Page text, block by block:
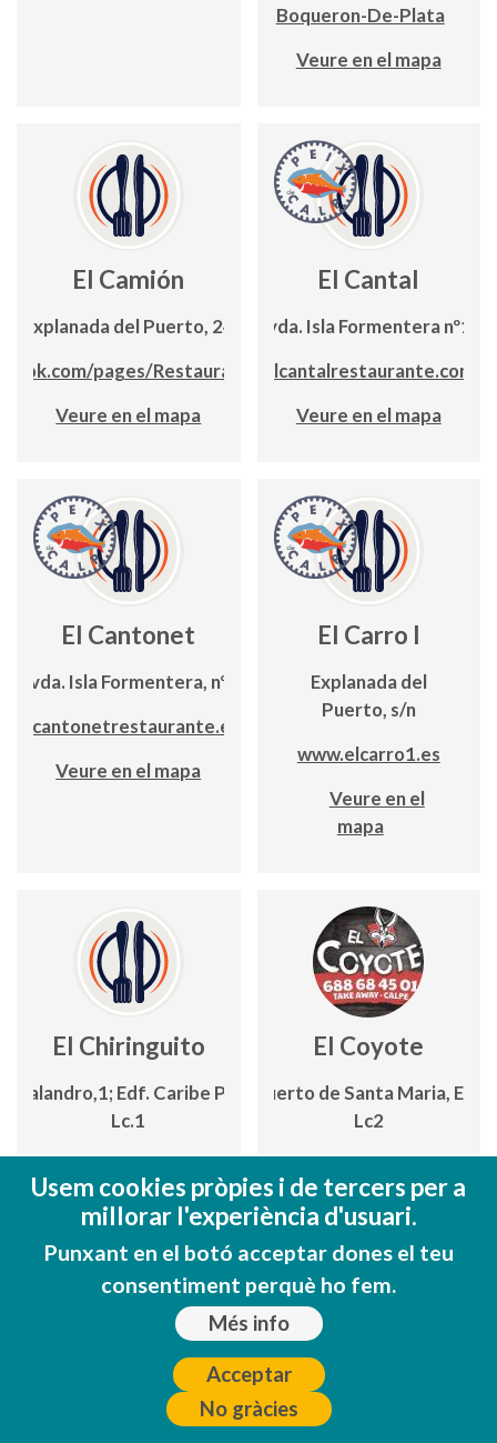
Boqueron-De-Plata
Veure en el mapa
El Camión
Explanada del Puerto, 24
pages/RestauranteElCamion
Veure en el mapa
El Cantal
Avda. Isla Formentera nº16
elcantalrestaurante.com
Veure en el mapa
El Cantonet
Avda. Isla Formentera, nº5
elcantonetrestaurante.es
Veure en el mapa
El Carro I
Explanada del
Puerto, s/n
www.elcarro1.es
Veure en el
mapa
El Chiringuito
Balandro,1; Edf. Caribe Playa,
Lc.1
calpe/el-chiringuito/
El Coyote
Avda. Puerto de Santa Maria, Edf
Lc2
Veure en el mapa
Usem cookies pròpies i de tercers per a
millorar l'experiència d'usuari.
Punxant en el botó acceptar dones el teu
consentiment perquè ho fem.
Més info
Acceptar
No gràcies